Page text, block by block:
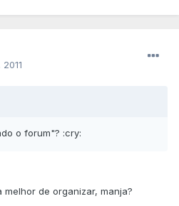
o forum"? :cry:
de organizar, manja?